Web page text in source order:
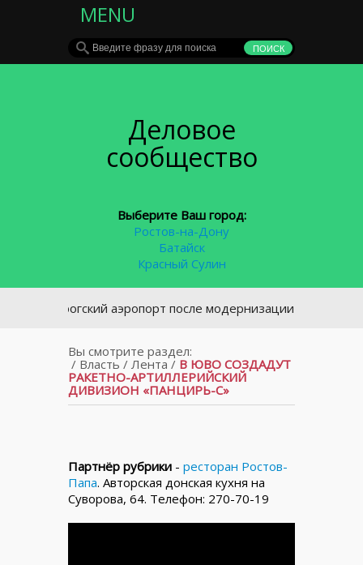
MENU
Деловое
сообщество
Выберите Ваш город:
Ростов-на-Дону
Батайск
Красный Сулин
аэропорт после модернизации снова будет
Вы смотрите раздел:
/ Власть / Лента / В ЮВО СОЗДАДУТ
РАКЕТНО-АРТИЛЛЕРИЙСКИЙ
ДИВИЗИОН «ПАНЦИРЬ-С»
Партнёр рубрики - ресторан Ростов-
Папа. Авторская донская кухня на
Суворова, 64. Телефон: 270-70-19